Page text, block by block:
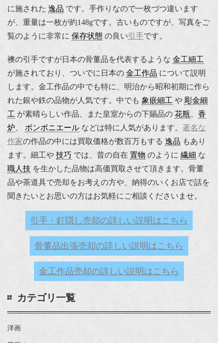
に施された 逸品 です。手作りなので一枚づつ違います
が、重量は一枚が約148gです。古いものですが、写真をご
覧のように非常に 保存状態 の良い引手です。
襖の引手ですが日本の骨董品を代表するような 金工細工
が施されており、ついでに日本の 金工作品 について説明
します。金工作品の中でも特に、明治から昭和初期に作ら
れた銀や鉄の品物が人気です。中でも 象嵌細工 や 彫金細
工 が素晴らしい作品、また皇室からの下賜品の 花瓶
香
炉
ボンボニエール などは特に人気があります。 著名な
作家の作品の中には買取価格が数百万もする 逸品 もあり
ます。細工や 技巧 では、昔の自在 置物 のように 繊細 な
職人技 を生かした品物は高価買取させて頂きます。骨董
品や茶道具で売却をお考えの方や、納得のいくお店で話を
聞きたいとお思いの方はお気軽にご相談くださいませ。
引手・釘隠し売却の詳しい説明はこちら
骨董品出張売却の詳しい説明はこちら
金工作品売却の詳しい説明はこちら
カテゴリ一覧
洋画